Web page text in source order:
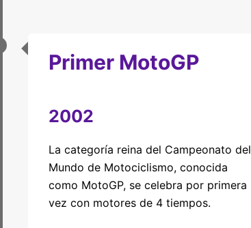
Primer MotoGP
2002
La categoría reina del Campeonato del
Mundo de Motociclismo, conocida
como MotoGP, se celebra por primera
vez con motores de 4 tiempos.